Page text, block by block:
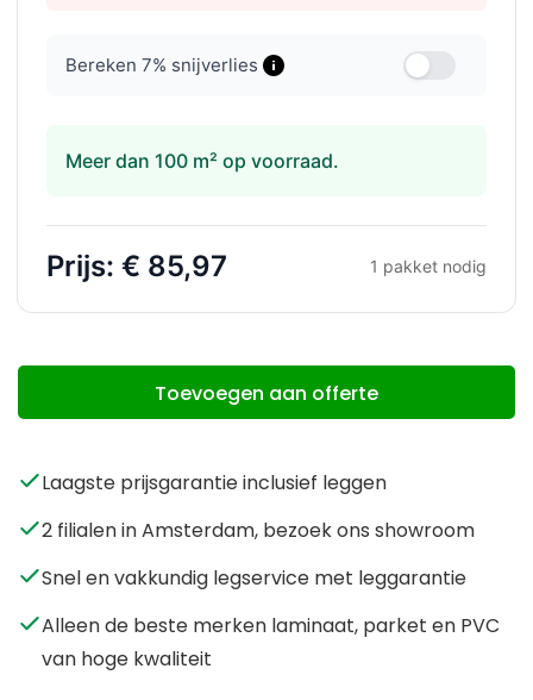
Bereken 7% snijverlies
Meer dan 100 m² op voorraad.
Prijs: € 85,97 1 pakket nodig
Toevoegen aan offerte
Laagste prijsgarantie inclusief leggen
2 filialen in Amsterdam, bezoek ons showroom
Snel en vakkundig legservice met leggarantie
Alleen de beste merken laminaat, parket en PVC
van hoge kwaliteit